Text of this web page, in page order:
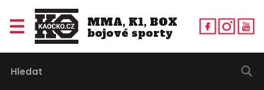
MMA, K1, BOX
bojové sporty